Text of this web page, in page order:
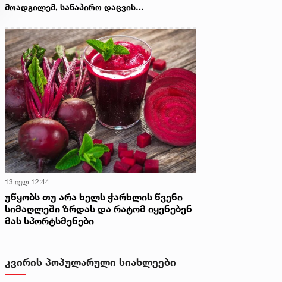
მოადგილემ, სანაპირო დაცვის
დეპარტამენტის თანამშრომლებთან ერთად
სანაპირო დაცვის ფოთის ბაზაზე 2008 წლის
აგვისტოს ომში დაღუპული მეზღვაურების
ხსოვნას პატივი მიაგო
13 ივლ 12:44
უწყობს თუ არა ხელს ჭარხლის წვენი
სიმაღლეში ზრდას და რატომ იყენებენ
მას სპორტსმენები
კვირის პოპულარული სიახლეები